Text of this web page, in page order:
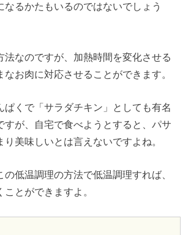
なるかたもいるのではないでしょう
法なのですが、加熱時間を変化させる
なお肉に対応させることができます。
ぱくで「サラダチキン」としても有名
すが、自宅で食べようとすると、パサ
美味しいとは言えないですよね。
の低温調理の方法で低温調理すれば、
とができますよ。